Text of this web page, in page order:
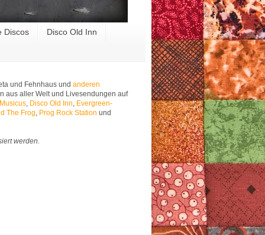
Discos Disco Old Inn
und Fehnhaus und anderen
aus aller Welt und Livesendungen auf
Disco Old Inn Evergreen-
The Frog Prog Rock Station und
werden.